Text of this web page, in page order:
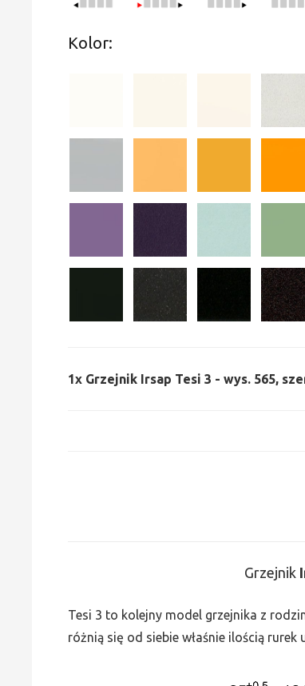
Kolor:
1x Grzejnik Irsap Tesi 3 - wys. 565,
Grzejnik
Tesi 3 to kolejny model grzejnika z
różnią się od siebie właśnie ilością rurek